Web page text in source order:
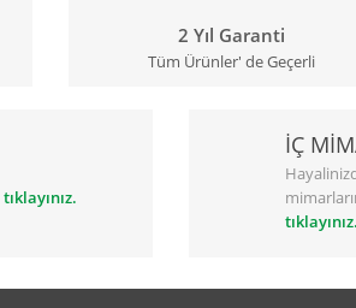
2 Yıl Garanti
Tüm Ürünler' de Geçerli
tıklayınız.
İÇ
tıklayınız.